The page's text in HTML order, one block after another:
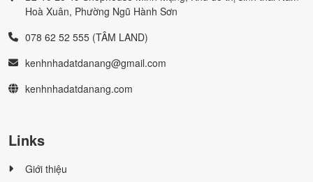
Hoà Xuân, Phường Ngũ Hành Sơn
078 62 52 555 (TÂM LAND)
kenhnhadatdanang@gmail.com
kenhnhadatdanang.com
Links
Giới thiệu